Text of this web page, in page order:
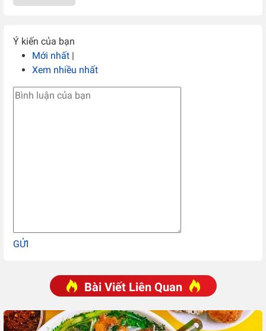
Ý kiến của bạn
Mới nhất |
Xem nhiều nhất
GỬI
Bài Viết Liên Quan